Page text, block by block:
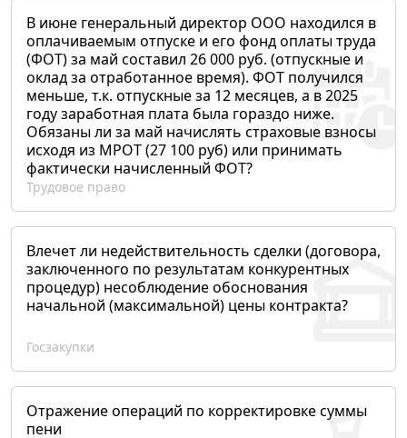
В июне генеральный директор ООО находился в
оплачиваемым отпуске и его фонд оплаты труда
(ФОТ) за май составил 26 000 руб. (отпускные и
оклад за отработанное время). ФОТ получился
меньше, т.к. отпускные за 12 месяцев, а в 2025
году заработная плата была гораздо ниже.
Обязаны ли за май начислять страховые взносы
исходя из МРОТ (27 100 руб) или принимать
фактически начисленный ФОТ?
Трудовое право
Влечет ли недействительность сделки (договора,
заключенного по результатам конкурентных
процедур) несоблюдение обоснования
начальной (максимальной) цены контракта?
Госзакупки
Отражение операций по корректировке суммы
пени